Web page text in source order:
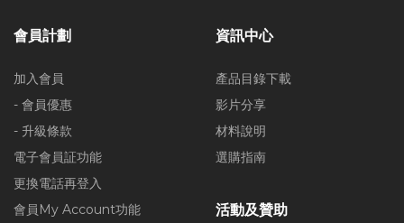
會員計劃
加入會員
- 會員優惠
- 升級條款
電子會員証功能
更換電話再登入
會員My Account功能
資訊中心
產品目錄下載
影片分享
材料說明
選購指南
活動及贊助